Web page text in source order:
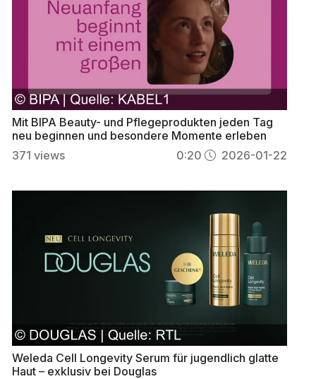
Mit BIPA Beauty- und Pflegeprodukten jeden Tag
neu beginnen und besondere Momente erleben
371 views 0:20 2026-01-22
Weleda Cell Longevity Serum für jugendlich glatte
Haut – exklusiv bei Douglas